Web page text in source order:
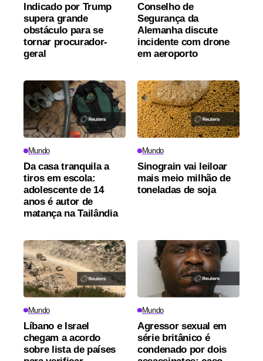
Indicado por Trump
supera grande
obstáculo para se
tornar procurador-
geral
Conselho de
Segurança da
Alemanha discute
incidente com drone
em aeroporto
Mundo
Da casa tranquila a
tiros em escola:
adolescente de 14
anos é autor de
matança na Tailândia
Mundo
Sinograin vai leiloar
mais meio milhão de
toneladas de soja
Mundo
Líbano e Israel
chegam a acordo
sobre lista de países
Mundo
Agressor sexual em
série britânico é
condenado por dois